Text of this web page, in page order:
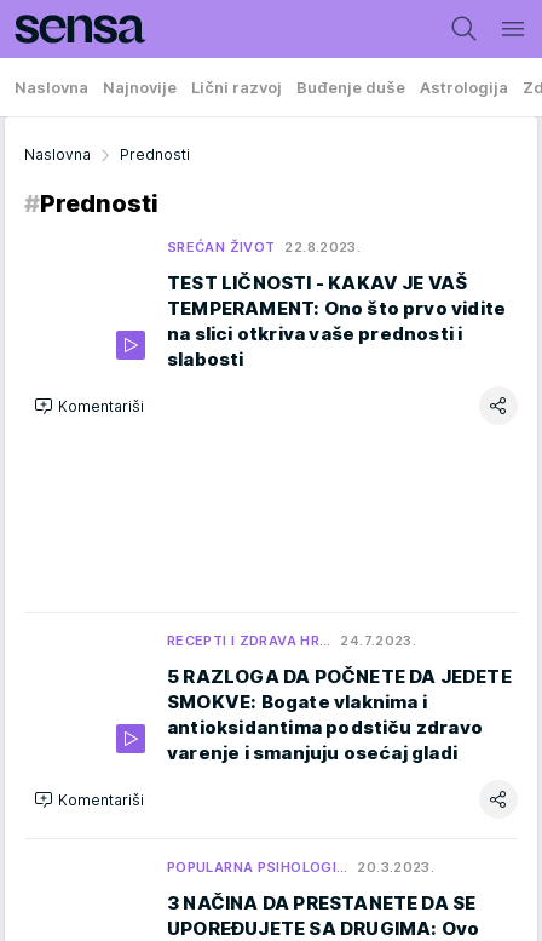
Naslovna Najnovije Lični razvoj Buđenje duše Astrologija
Naslovna Prednosti
#Prednosti
SREĆAN ŽIVOT 22.8.2023.
TEST LIČNOSTI - KAKAV JE VAŠ
TEMPERAMENT: Ono što prvo vidite
na slici otkriva vaše prednosti i
slabosti
Komentariši
RECEPTI I ZDRAVA HR… 24.7.2023.
5 RAZLOGA DA POČNETE DA JEDETE
SMOKVE: Bogate vlaknima i
antioksidantima podstiču zdravo
varenje i smanjuju osećaj gladi
Komentariši
POPULARNA PSIHOLOGI… 20.3.2023.
3 NAČINA DA PRESTANETE DA SE
UPOREĐUJETE SA DRUGIMA: Ovo